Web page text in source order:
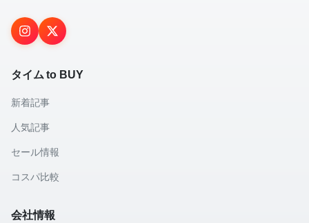
タイム to BUY
新着記事
人気記事
セール情報
コスパ比較
会社情報